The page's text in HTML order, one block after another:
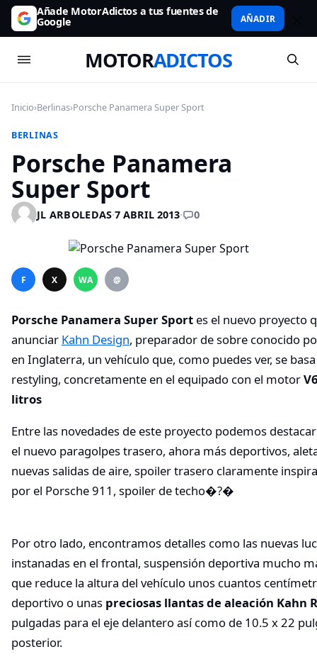
Añade MotorAdictos a tus fuentes de
Google AÑADIR
MOTORADICTOS
Inicio›Berlinas›Porsche Panamera Super Sport
BERLINAS
Porsche Panamera
Super Sport
JL ARBOLEDAS·7 ABRIL 2013· 0
F X WA @
Porsche Panamera Super Sport es el nuevo proyecto
anunciar Kahn Design, preparador de sobre conocido
en Inglaterra, un vehículo que, como puedes ver, se
restyling, concretamente en el equipado con el motor
litros
Entre las novedades de este proyecto podemos
el nuevo paragolpes trasero, ahora más deportivos,
nuevas salidas de aire, spoiler trasero claramente
por el Porsche 911, spoiler de techo�?�
Por otro lado, encontramos detalles como las nuevas
instanadas en el frontal, suspensión deportiva mucho
que reduce la altura del vehículo unos cuantos
deportivo o unas preciosas llantas de aleación Kahn
pulgadas para el eje delantero así como de 10.5 x 22
posterior.